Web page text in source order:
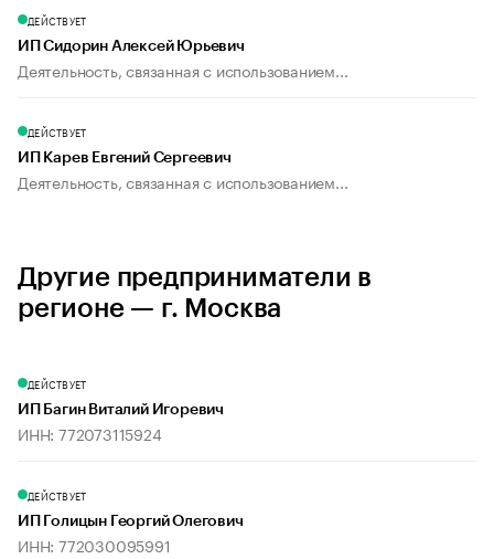
ДЕЙСТВУЕТ
ИП Сидорин Алексей Юрьевич
Деятельность, связанная с использованием...
ДЕЙСТВУЕТ
ИП Карев Евгений Сергеевич
Деятельность, связанная с использованием...
Другие предприниматели в
регионе — г. Москва
ДЕЙСТВУЕТ
ИП Багин Виталий Игоревич
ИНН: 772073115924
ДЕЙСТВУЕТ
ИП Голицын Георгий Олегович
ИНН: 772030095991